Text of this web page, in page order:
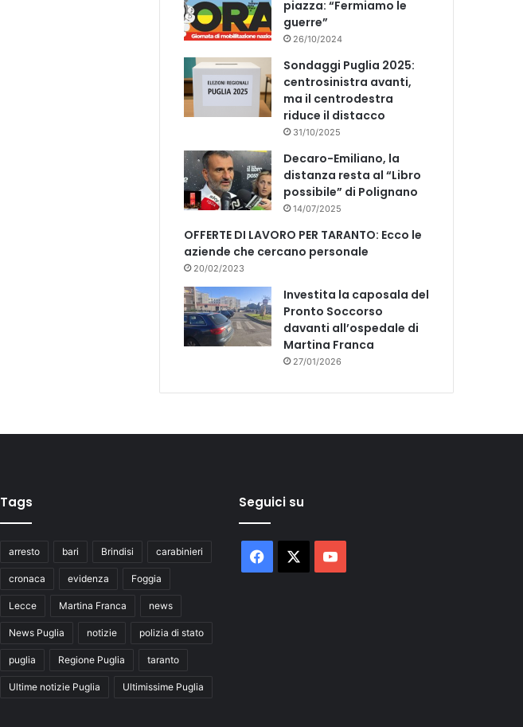
piazza: “Fermiamo le
guerre”
26/10/2024
Sondaggi Puglia 2025:
centrosinistra avanti,
ma il centrodestra
riduce il distacco
31/10/2025
Decaro-Emiliano, la
distanza resta al “Libro
possibile” di Polignano
14/07/2025
OFFERTE DI LAVORO PER TARANTO: Ecco le
aziende che cercano personale
20/02/2023
Investita la caposala del
Pronto Soccorso
davanti all’ospedale di
Martina Franca
27/01/2026
Tags
arresto bari Brindisi carabinieri
cronaca evidenza Foggia
Lecce Martina Franca news
News Puglia notizie polizia di stato
puglia Regione Puglia taranto
Ultime notizie Puglia Ultimissime Puglia
Seguici su
Facebook